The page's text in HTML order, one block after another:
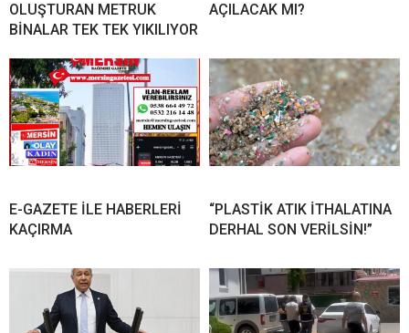
OLUŞTURAN METRUK
BİNALAR TEK TEK YIKILIYOR
AÇILACAK MI?
E-GAZETE İLE HABERLERİ
KAÇIRMA
“PLASTİK ATIK İTHALATINA
DERHAL SON VERİLSİN!”